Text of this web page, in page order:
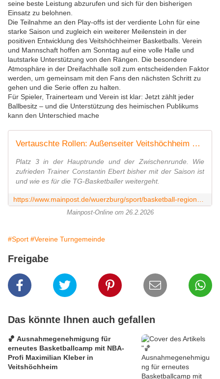
seine beste Leistung abzurufen und sich für den bisherigen
Einsatz zu belohnen.
Die Teilnahme an den Play-offs ist der verdiente Lohn für eine
starke Saison und zugleich ein weiterer Meilenstein in der
positiven Entwicklung des Veitshöchheimer Basketballs. Verein
und Mannschaft hoffen am Sonntag auf eine volle Halle und
lautstarke Unterstützung von den Rängen. Die besondere
Atmosphäre in der Dreifachhalle soll zum entscheidenden Faktor
werden, um gemeinsam mit den Fans den nächsten Schritt zu
gehen und die Serie offen zu halten.
Für Spieler, Trainerteam und Verein ist klar: Jetzt zählt jeder
Ballbesitz – und die Unterstützung des heimischen Publikums
kann den Unterschied mache
Vertauschte Rollen: Außenseiter Veitshöchheim will es Hauptrunden-Dominator Weimar schwer machen
Platz 3 in der Hauptrunde und der Zwischenrunde. Wie
zufrieden Trainer Constantin Ebert bisher mit der Saison ist
und wie es für die TG-Basketballer weitergeht.
Mainpost-Online om 26.2.2026
#Sport #Vereine Turngemeinde
Freigabe
Das könnte Ihnen auch gefallen
🏀 Ausnahmegenehmigung für
erneutes Basketballcamp mit NBA-
Profi Maximilian Kleber in
Veitshöchheim